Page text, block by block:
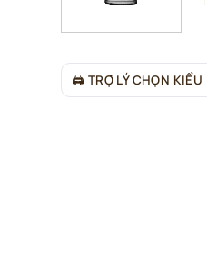
🖨 TRỢ LÝ CHỌN KIỂU